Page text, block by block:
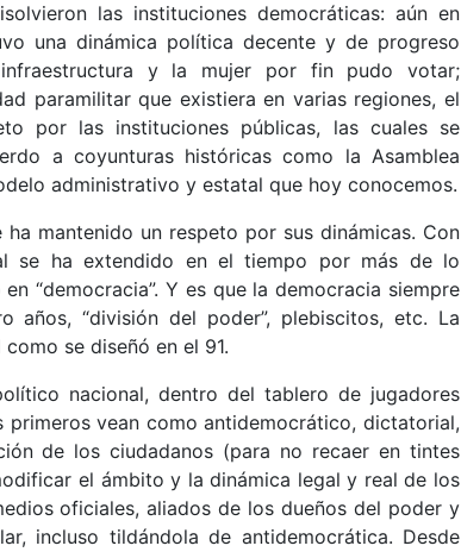
las instituciones democráticas: aún en
una dinámica política decente y de progreso
y la mujer por fin pudo votar;
paramilitar que existiera en varias regiones, el
por las instituciones públicas, las cuales se
a coyunturas históricas como la Asamblea
administrativo y estatal que hoy conocemos.
mantenido un respeto por sus dinámicas. Con
se ha extendido en el tiempo por más de lo
“democracia”. Y es que la democracia siempre
años, “división del poder”, plebiscitos, etc. La
se diseñó en el 91.
nacional, dentro del tablero de jugadores
vean como antidemocrático, dictatorial,
de los ciudadanos (para no recaer en tintes
el ámbito y la dinámica legal y real de los
oficiales, aliados de los dueños del poder y
incluso tildándola de antidemocrática. Desde